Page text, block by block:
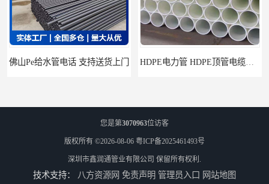
佛山Pe给水管电话 支持送货上门 HDPE电力管 HDPE顶管电缆管保护套管
您是第3070963位访客
版权所有 ©2026-08-06 粤ICP备2025461493号
深圳市鑫润通管业有限公司 保留所有权利.
技术支持： 八方资源网 免责声明 管理员入口 网站地图